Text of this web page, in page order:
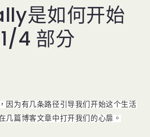
是如何开始
4 部分
因为有几条路径引导我们开始这个生活
几篇博客文章中打开我们的心扉。